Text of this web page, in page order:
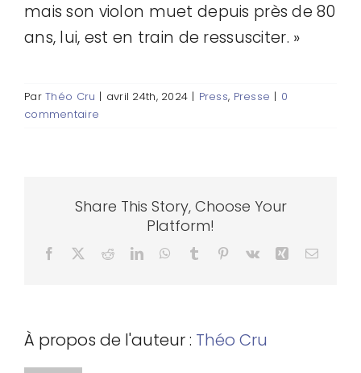
mais son violon muet depuis près de 80
ans, lui, est en train de ressusciter. »
ParThéo Cru | avril 24th, 2024 | Press, Presse | 0
commentaire
Share This Story, Choose Your
Platform!
Facebook RedditLinkedInWhatsApp
Tumblr Pinterest
Vk XingEmail
À propos de l'auteur : Théo Cru